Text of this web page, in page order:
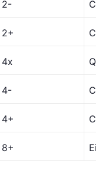
2-
2+
4x
4-
4+
8+